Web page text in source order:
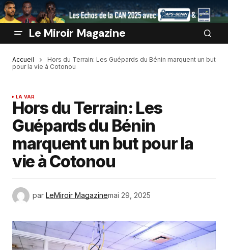
Le Miroir Magazine
Accueil
Hors du Terrain: Les Guépards du Bénin marquent un but
pour la vie à Cotonou
LA VAR
Hors du Terrain: Les
Guépards du Bénin
marquent un but pour la
vie à Cotonou
par LeMiroir Magazinemai 29, 2025